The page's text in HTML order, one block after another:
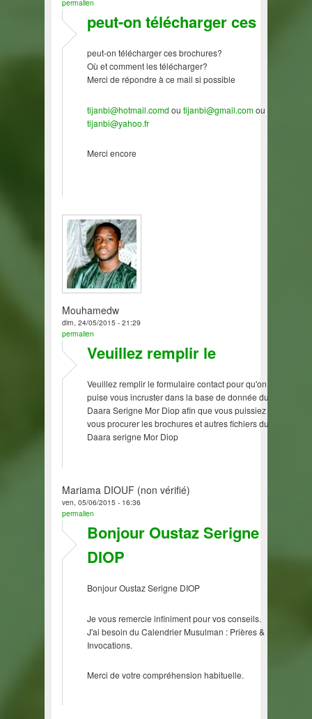
permalien
peut-on télécharger ces
peut-on télécharger ces brochures?
Où et comment les télécharger?
Merci de répondre à ce mail si possible
tijanbi@hotmail.comd ou tijanbi@gmail.comou
tijanbi@yahoo.fr
Merci encore
Mouhamedw
dim, 24/05/2015 - 21:29
permalien
Veuillez remplir le
Veuillez remplir le formulaire contact pour qu'on
puise vous incruster dans la base de donnée du
Daara Serigne Mor Diop afin que vous puissiez
vous procurer les brochures et autres fichiers du
Daara serigne Mor Diop
Mariama DIOUF (non vérifié)
ven, 05/06/2015 - 16:36
permalien
Bonjour Oustaz Serigne
DIOP
Bonjour Oustaz Serigne DIOP
Je vous remercie infiniment pour vos conseils.
J'ai besoin du Calendrier Musulman : Prières &
Invocations.
Merci de votre compréhension habituelle.